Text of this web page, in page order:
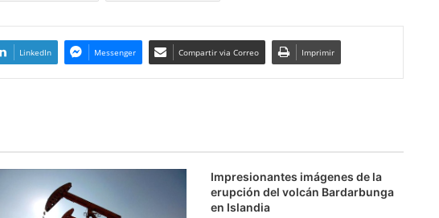
LinkedIn Messenger Compartir via Correo Imprimir
Impresionantes imágenes de la
erupción del volcán Bardarbunga
en Islandia